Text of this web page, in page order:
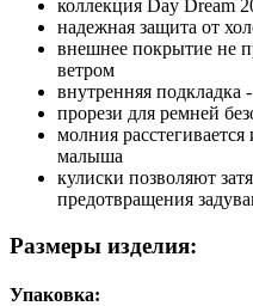
коллекция Day Dream
надежная защита от
внешнее покрытие не
ветром
внутренняя подкладка
прорези для ремней
молния
малыша
кулиски позволяют
предотвращения
Размеры изделия:
Упаковка: